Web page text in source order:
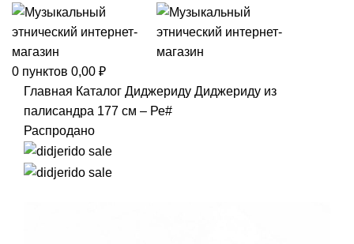
0 пунктов 0,00 ₽
Главная Каталог Диджериду Диджериду из
палисандра 177 см – Ре#
Распродано